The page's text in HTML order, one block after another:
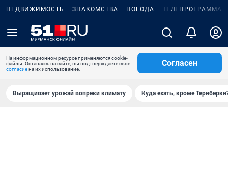
НЕДВИЖИМОСТЬ ЗНАКОМСТВА ПОГОДА ТЕЛЕПРОГРАММА
На информационном ресурсе применяются cookie-
файлы. Оставаясь на сайте, вы подтверждаете свое
согласиена их использование.
Согласен
Выращивает урожай вопреки климату Куда ехать, кроме